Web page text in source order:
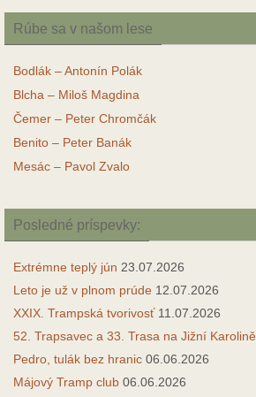
Rúbe sa v našom lese
Bodlák – Antonín Polák
Blcha – Miloš Magdina
Čemer – Peter Chromčák
Benito – Peter Banák
Mesác – Pavol Zvalo
Posledné príspevky:
Extrémne teplý jún 23.07.2026
Leto je už v plnom prúde 12.07.2026
XXIX. Trampská tvorivosť 11.07.2026
52. Trapsavec a 33. Trasa na Jižní Karolině
Pedro, tulák bez hranic 06.06.2026
Májový Tramp club 06.06.2026